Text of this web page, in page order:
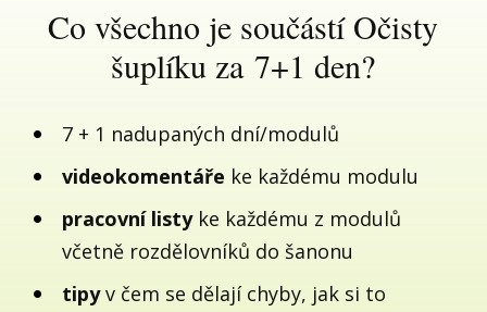
Co všechno je součástí Očisty
šuplíku za 7+1 den?
7 + 1 nadupaných dní/modulů
videokomentáře ke každému modulu
pracovní listyke každému z modulů
včetně rozdělovníků do šanonu
tipyv čem se dělají chyby, jak si to